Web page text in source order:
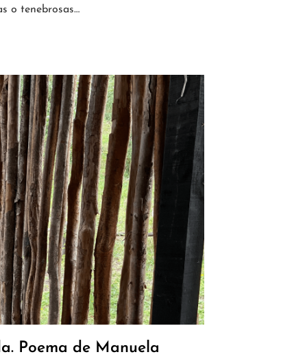
o tenebrosas…
Poema de Manuela